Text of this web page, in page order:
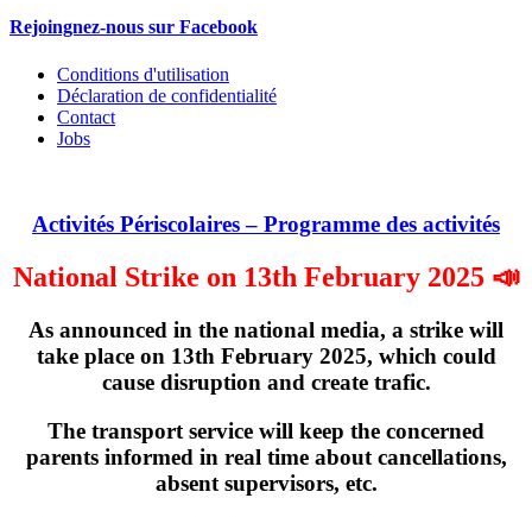
Rejoingnez-nous sur Facebook
Conditions d'utilisation
Déclaration de confidentialité
Contact
Jobs
Activités Périscolaires – Programme des activités
National Strike on 13th February 2025 📣
As announced in the national media, a strike will
take place on 13th February 2025, which could
cause disruption and create trafic.
The transport service will keep the concerned
parents informed in real time about cancellations,
absent supervisors, etc.